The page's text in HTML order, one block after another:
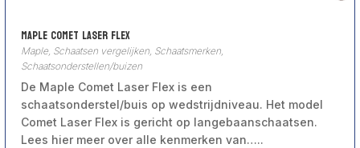
Maple Comet Laser Flex
Maple, Schaatsen vergelijken, Schaatsmerken,
Schaatsonderstellen/buizen
De Maple Comet Laser Flex is een
schaatsonderstel/buis op wedstrijdniveau. Het model
Comet Laser Flex is gericht op langebaanschaatsen.
Lees hier meer over alle kenmerken van…..